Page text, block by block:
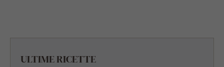
ULTIME RICETTE